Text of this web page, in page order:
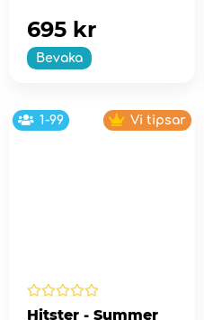
Bevaka
695 kr
1-99 Vi tipsar
Hitster - Summer